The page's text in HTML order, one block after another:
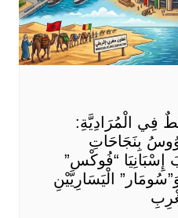
فِي الْمُرَادِيَّةِ:
بِنَجَاحَاتِ
إِسْبَانِيَا “فُوكْس”
الْيَسَارِيَّيْنِ